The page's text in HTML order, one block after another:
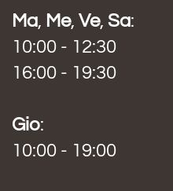
Ma, Me, Ve, Sa:
10:00 - 12:30
16:00 - 19:30
Gio:
10:00 - 19:00